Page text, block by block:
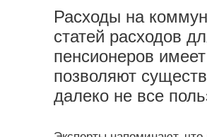
Расходы на
статей расходов
пенсионеров
позволяют
далеко не все